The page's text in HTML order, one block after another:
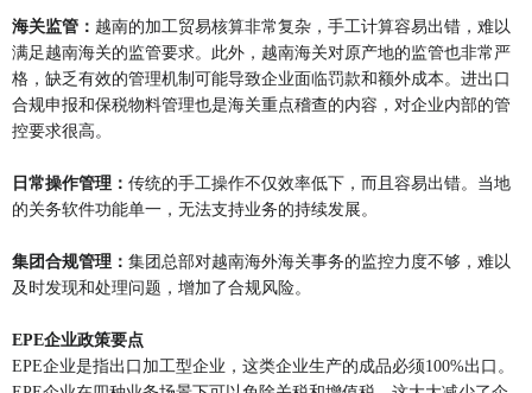
海关监管： 越南的加工贸易核算非常复杂，手工计算容易出错，难以
满足越南海关的监管要求。此外，越南海关对原产地的监管也非常严
格，缺乏有效的管理机制可能导致企业面临罚款和额外成本。进出口
合规申报和保税物料管理也是海关重点稽查的内容，对企业内部的管
控要求很高。
日常操作管理： 传统的手工操作不仅效率低下，而且容易出错。当地
的关务软件功能单一，无法支持业务的持续发展。
集团合规管理： 集团总部对越南海外海关事务的监控力度不够，难以
及时发现和处理问题，增加了合规风险。
EPE企业政策要点
EPE企业是指出口加工型企业，这类企业生产的成品必须100%出口。